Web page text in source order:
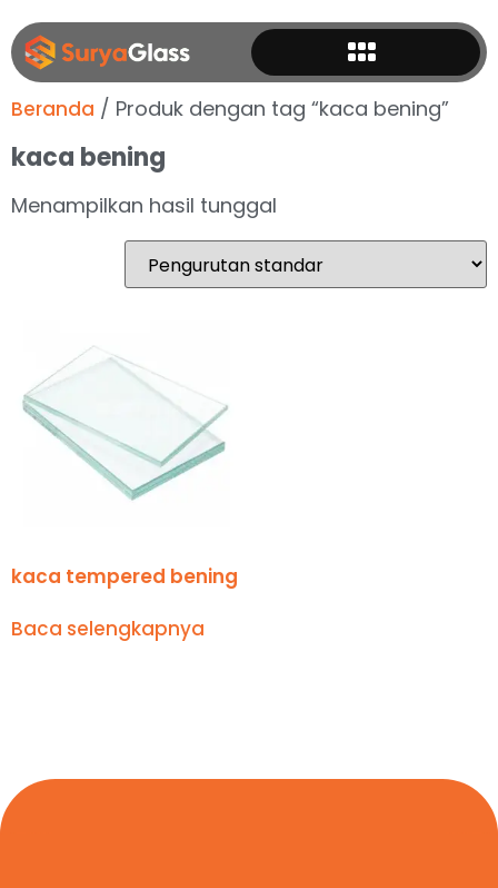
Beranda / Produk dengan tag “kaca bening”
kaca bening
Menampilkan hasil tunggal
kaca tempered bening
Baca selengkapnya